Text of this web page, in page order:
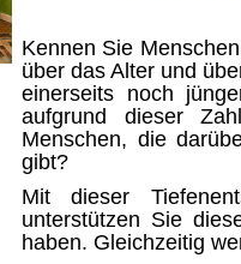
Kennen Sie
über das Alter und
einerseits noch
aufgrund dieser
Menschen, die
gibt?
Mit dieser
unterstützen Sie
haben. Gleichzeitig